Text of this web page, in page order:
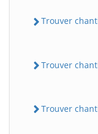
Trouver
Trouver
Trouver